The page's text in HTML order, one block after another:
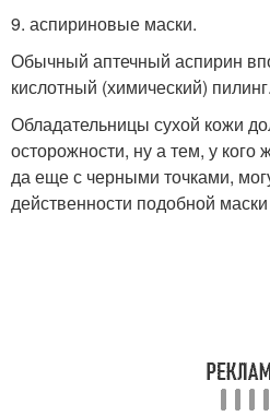
9. аспириновые маски.
Обычный аптечный аспирин
кислотный (химический) пилинг.
Обладательницы сухой кожи
осторожности, ну а тем, у
да еще с черными точками,
действенности подобной